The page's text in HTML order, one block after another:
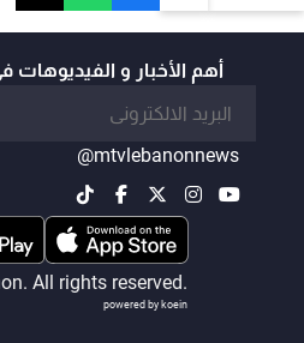
أهم الأخبار و الفيديوهات
@mtvlebanonnews
All rights reserved.
powered by koein